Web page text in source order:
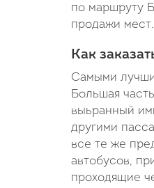
по маршруту
продажи мест.
Как
Самыми
Большая
выьранный
другими
все те же
автобусов,
проходящие